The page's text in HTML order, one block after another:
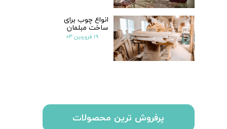
پرفروش ترین محصولات
انواع چوب برای
ساخت مبلمان
۱۹ فروردین ۰۳